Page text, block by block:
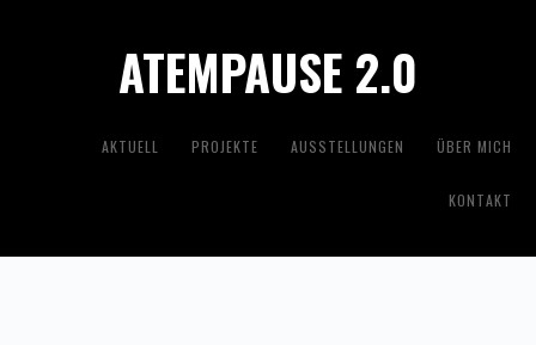
HauptnavigationATEMPAUSE 2.0
AKTUELL PROJEKTE AUSSTELLUNGEN ÜBER MICH
KONTAKT